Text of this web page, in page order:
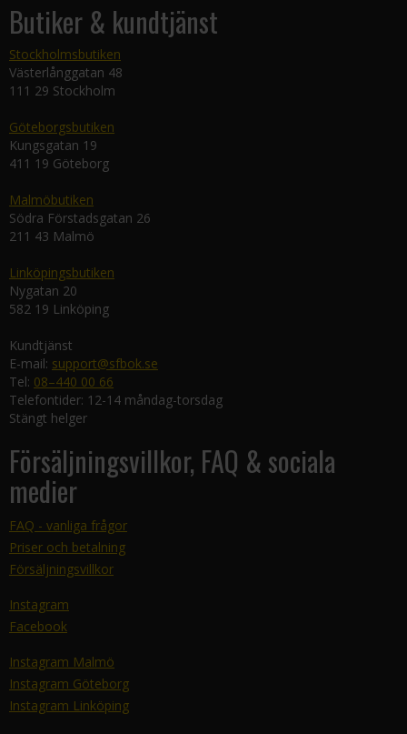
Butiker & kundtjänst
Stockholmsbutiken
Västerlånggatan 48
111 29 Stockholm
Göteborgsbutiken
Kungsgatan 19
411 19 Göteborg
Malmöbutiken
Södra Förstadsgatan 26
211 43 Malmö
Linköpingsbutiken
Nygatan 20
582 19 Linköping
Kundtjänst
E-mail: support@sfbok.se
Tel: 08–440 00 66
Telefontider: 12-14 måndag-torsdag
Stängt helger
Försäljningsvillkor, FAQ & sociala
medier
FAQ - vanliga frågor
Priser och betalning
Försäljningsvillkor
Instagram
Facebook
Instagram Malmö
Instagram Göteborg
Instagram Linköping